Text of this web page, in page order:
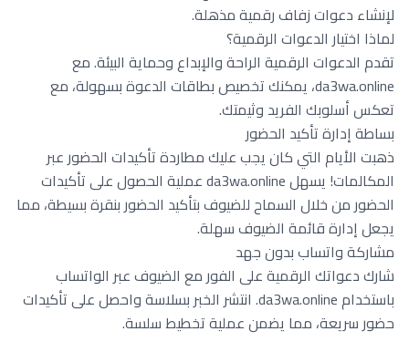
لإنشاء دعوات زفاف رقمية مذهلة.
لماذا اختيار الدعوات الرقمية؟
تقدم الدعوات الرقمية الراحة والإبداع وحماية البيئة. مع
da3wa.online، يمكنك تخصيص بطاقات الدعوة بسهولة، مع
تعكس أسلوبك الفريد وثيمتك.
بساطة إدارة تأكيد الحضور
ذهبت الأيام التي كان يجب عليك مطاردة تأكيدات الحضور عبر
المكالمات! يسهل da3wa.online عملية الحصول على تأكيدات
الحضور من خلال السماح للضيوف بتأكيد الحضور بنقرة بسيطة، مما
يجعل إدارة قائمة الضيوف سهلة.
مشاركة واتساب بدون جهد
شارك دعواتك الرقمية على الفور مع الضيوف عبر الواتساب
باستخدام da3wa.online. انتشر الخبر بسلاسة واحصل على تأكيدات
حضور سريعة، مما يضمن عملية تخطيط سلسة.